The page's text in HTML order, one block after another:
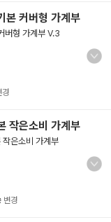
커버형 가계부
버형 가계부 V.3
경
작은소비 가계부
작은소비 가계부
변경